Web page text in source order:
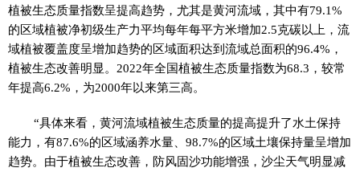
植被生态质量指数呈提高趋势，尤其是黄河流域，其中有79.1%
的区域植被净初级生产力平均每年每平方米增加2.5克碳以上，流
域植被覆盖度呈增加趋势的区域面积达到流域总面积的96.4%，
植被生态改善明显。2022年全国植被生态质量指数为68.3，较常
年提高6.2%，为2000年以来第三高。
“具体来看，黄河流域植被生态质量的提高提升了水土保持
能力，有87.6%的区域涵养水量、98.7%的区域土壤保持量呈增加
趋势。由于植被生态改善，防风固沙功能增强，沙尘天气明显减